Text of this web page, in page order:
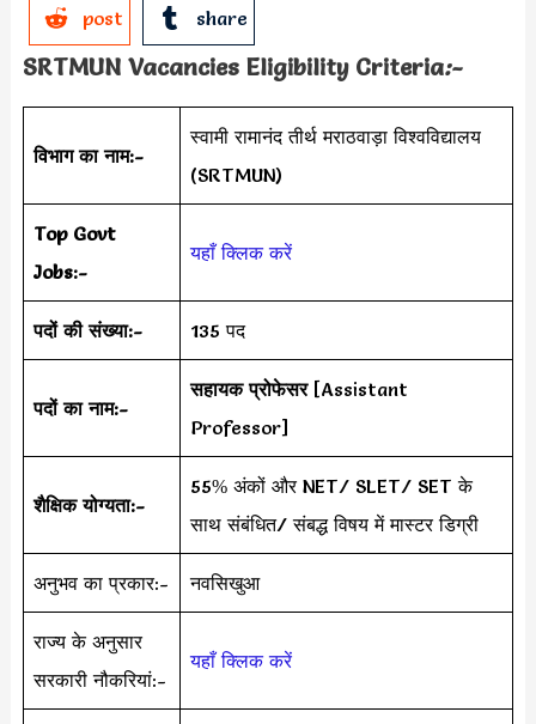
post share
SRTMUN Vacancies Eligibility Criteria:-
विभाग का नाम:-
स्वामी रामानंद तीर्थ मराठवाड़ा विश्वविद्यालय
(SRTMUN)
Top Govt
Jobs:-
यहाँ क्लिक करें
पदों की संख्या:- 135 पद
पदों का नाम:-
सहायक प्रोफेसर[Assistant
Professor]
शैक्षिक योग्यता:-
55% अंकों और NET/ SLET/ SET के
साथ संबंधित/ संबद्ध विषय में मास्टर डिग्री
अनुभव का प्रकार:- नवसिखुआ
राज्य के अनुसार
सरकारी नौकरियां:-
यहाँ क्लिक करें